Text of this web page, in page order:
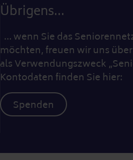
Übrigens...
… wenn Sie das
möchten, freuen wir uns
als Verwendungszweck
Kontodaten finden Sie hier:
Spenden